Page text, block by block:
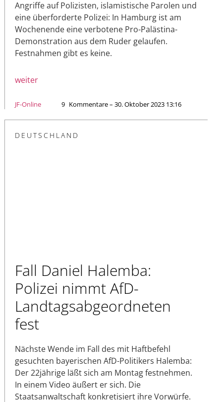
Angriffe auf Polizisten, islamistische Parolen und
eine überforderte Polizei: In Hamburg ist am
Wochenende eine verbotene Pro-Palästina-
Demonstration aus dem Ruder gelaufen.
Festnahmen gibt es keine.
weiter
JF-Online 9 Kommentare – 30. Oktober 2023 13:16
DEUTSCHLAND
Fall Daniel Halemba:
Polizei nimmt AfD-
Landtagsabgeordneten
fest
Nächste Wende im Fall des mit Haftbefehl
gesuchten bayerischen AfD-Politikers Halemba:
Der 22jährige läßt sich am Montag festnehmen.
In einem Video äußert er sich. Die
Staatsanwaltschaft konkretisiert ihre Vorwürfe.